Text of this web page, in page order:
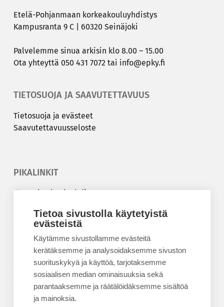
Tietoa sivustolla käytetyistä
evästeistä
Käytämme sivustollamme evästeitä
kerätäksemme ja analysoidaksemme sivuston
suorituskykyä ja käyttöä, tarjotaksemme
sosiaalisen median ominaisuuksia sekä
parantaaksemme ja räätälöidäksemme sisältöä
ja mainoksia.
Etelä-​Pohjanmaan kor­kea­kou­lu­yh­dis­tys
Kam­pus­ran­ta 9 C | 60320 Sei­nä­jo­ki
Pal­ve­lem­me sinua ar­ki­sin klo 8.00 – 15.00
Ota yh­teyt­tä 050 431 7072 tai info@epky.fi
TIETOSUOJA JA SAAVUTETTAVUUS
Tie­to­suo­ja ja eväs­teet
Saa­vu­tet­ta­vuus­se­los­te
PIKALINKIT
Korkeakouluyhdistys
Kesäyliopisto
Epanet
BLOGIT
Kesäyliopiston blogi